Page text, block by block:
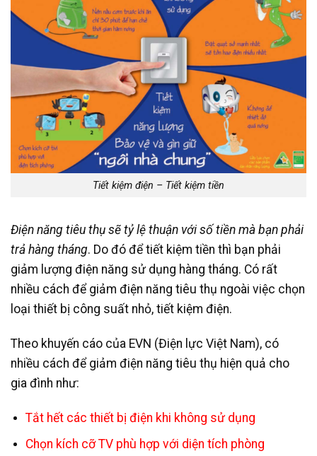
Tiết kiệm điện – Tiết kiệm tiền
Điện năng tiêu thụ sẽ tỷ lệ thuận với số tiền mà bạn phải
trả hàng tháng. Do đó để tiết kiệm tiền thì bạn phải
giảm lượng điện năng sử dụng hàng tháng. Có rất
nhiều cách để giảm điện năng tiêu thụ ngoài việc chọn
loại thiết bị công suất nhỏ, tiết kiệm điện.
Theo khuyến cáo của EVN (Điện lực Việt Nam), có
nhiều cách để giảm điện năng tiêu thụ hiện quả cho
gia đình như:
Tắt hết các thiết bị điện khi không sử dụng
Chọn kích cỡ TV phù hợp với diện tích phòng